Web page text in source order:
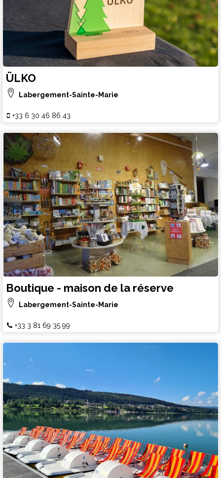
ÜLKO
Labergement-Sainte-Marie
+33 6 30 46 86 43
Boutique - maison de la réserve
Labergement-Sainte-Marie
+33 3 81 69 35 99